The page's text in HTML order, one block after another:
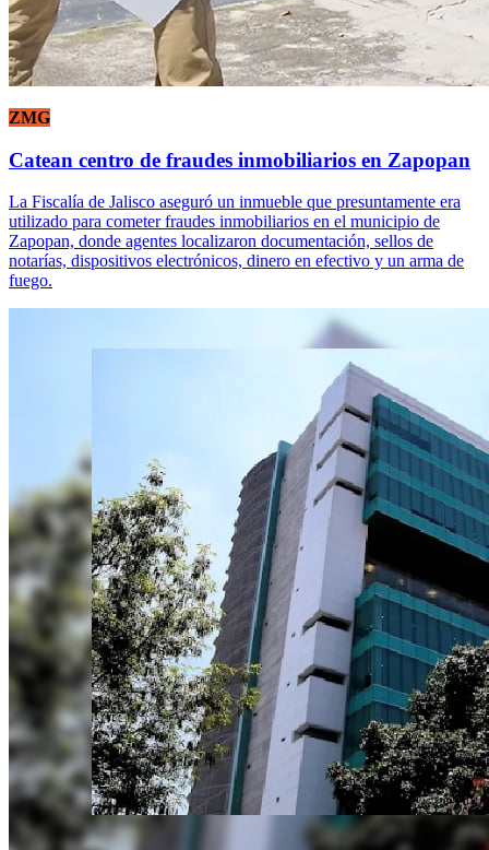
ZMG
Catean centro de fraudes inmobiliarios en Zapopan
La Fiscalía de Jalisco aseguró un inmueble que presuntamente era
utilizado para cometer fraudes inmobiliarios en el municipio de
Zapopan, donde agentes localizaron documentación, sellos de
notarías, dispositivos electrónicos, dinero en efectivo y un arma de
fuego.